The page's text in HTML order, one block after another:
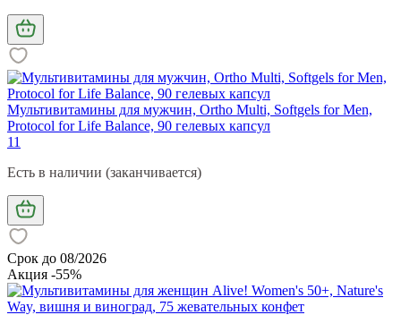
Мультивитамины для мужчин, Ortho Multi, Softgels for Men,
Protocol for Life Balance, 90 гелевых капсул
11
Есть в наличии (заканчивается)
Срок до 08/2026
Акция -55%